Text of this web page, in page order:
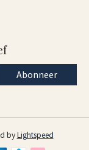
Abonneer
byLightspeed